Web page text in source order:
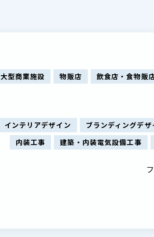
大型商業施設 物販店 飲食店・食物販
インテリアデザイン ブランディングデ
内装工事
建築・内装電気設備工事